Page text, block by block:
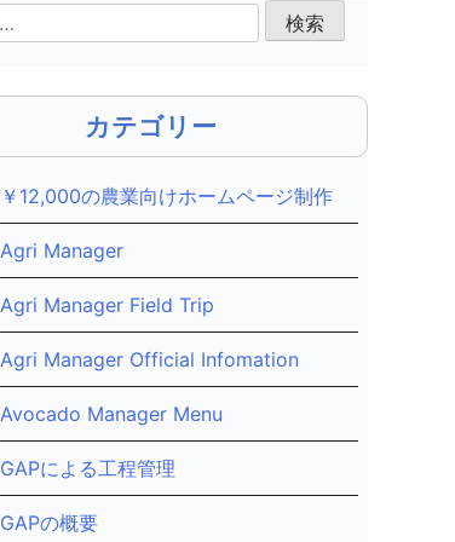
カテゴリー
￥12,000の農業向けホームページ制作
Agri Manager
Agri Manager Field Trip
Agri Manager Official Infomation
Avocado Manager Menu
GAPによる工程管理
GAPの概要